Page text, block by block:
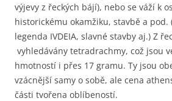
výjevy z řeckých bájí), nebo se váží k
historickému okamžiku, stavbě a pod.
legenda IVDEIA, slavné stavby aj.) Z
vyhledávány tetradrachmy, což jsou
hmotností i přes 17 gramu. Ty jsou
vzácnější samy o sobě, ale cena
části tvořena oblíbeností.